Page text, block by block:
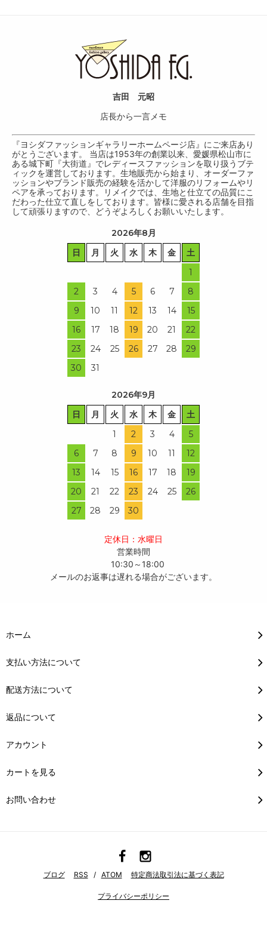
吉田 元昭
店長から一言メモ
『ヨシダファッションギャラリーホームページ店』にご来店あり
がとうございます。 当店は1953年の創業以来、愛媛県松山市に
ある城下町『大街道』でレディースファッションを取り扱うブテ
ィックを運営しております。生地販売から始まり、オーダーファ
ッションやブランド販売の経験を活かして洋服のリフォームやリ
ペアを承っております。リメイクでは、生地と仕立ての品質にこ
だわった仕立て直しをしております。皆様に愛される店舗を目指
して頑張りますので、どうぞよろしくお願いいたします。
2026年8月
日
月 火 水 木 金
土
1
2
3 4 5 6 7
8
9
10 11 12 13 14
15
16
17 18 19 20 21
22
23
24 25 26 27 28
29
30
31
2026年9月
日
月 火 水 木 金
土
1
2 3 4
5
6
7 8 9 10 11
12
13
14 15 16 17 18
19
20
21 22 23 24 25
26
27
28 29 30
定休日：水曜日
営業時間
10:30～18:00
メールのお返事は遅れる場合がございます。
ホーム
支払い方法について
配送方法について
返品について
アカウント
カートを見る
お問い合わせ
ブログ RSS / ATOM 特定商法取引法に基づく表記
プライバシーポリシー